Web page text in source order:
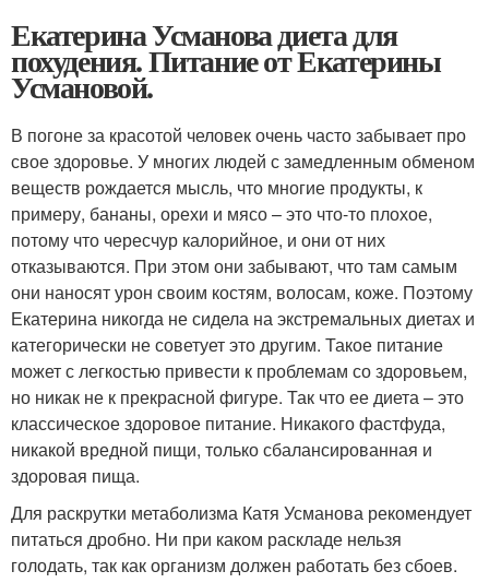
Екатерина Усманова диета для
похудения. Питание от Екатерины
Усмановой.
В погоне за красотой человек очень часто забывает про
свое здоровье. У многих людей с замедленным обменом
веществ рождается мысль, что многие продукты, к
примеру, бананы, орехи и мясо – это что-то плохое,
потому что чересчур калорийное, и они от них
отказываются. При этом они забывают, что там самым
они наносят урон своим костям, волосам, коже. Поэтому
Екатерина никогда не сидела на экстремальных диетах и
категорически не советует это другим. Такое питание
может с легкостью привести к проблемам со здоровьем,
но никак не к прекрасной фигуре. Так что ее диета – это
классическое здоровое питание. Никакого фастфуда,
никакой вредной пищи, только сбалансированная и
здоровая пища.
Для раскрутки метаболизма Катя Усманова рекомендует
питаться дробно. Ни при каком раскладе нельзя
голодать, так как организм должен работать без сбоев.